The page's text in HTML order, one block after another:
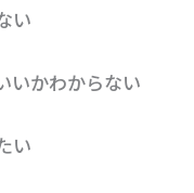
い
いかわからない
い